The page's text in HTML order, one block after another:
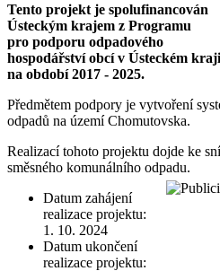
Tento projekt je spolufinancován
Ústeckým krajem z Programu
pro podporu odpadového
hospodářství obcí v Ústeckém kraji
na období 2017 - 2025.
Předmětem podpory je vytvoření
odpadů na území Chomutovska.
Realizací tohoto projektu dojde ke
směsného komunálního odpadu.
Datum zahájení
realizace projektu:
1. 10. 2024
Datum ukončení
realizace projektu: